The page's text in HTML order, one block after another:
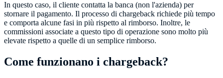
In questo caso, il cliente contatta la banca (non l'azienda) per
stornare il pagamento. Il processo di chargeback richiede più tempo
e comporta alcune fasi in più rispetto al rimborso. Inoltre, le
commissioni associate a questo tipo di operazione sono molto più
elevate rispetto a quelle di un semplice rimborso.
Come funzionano i chargeback?